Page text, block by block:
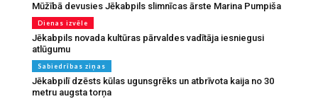
Mūžībā devusies Jēkabpils slimnīcas ārste Marina Pumpiša
Dienas izvēle
Jēkabpils novada kultūras pārvaldes vadītāja iesniegusi
atlūgumu
Sabiedrības ziņas
Jēkabpilī dzēsts kūlas ugunsgrēks un atbrīvota kaija no 30
metru augsta torņa